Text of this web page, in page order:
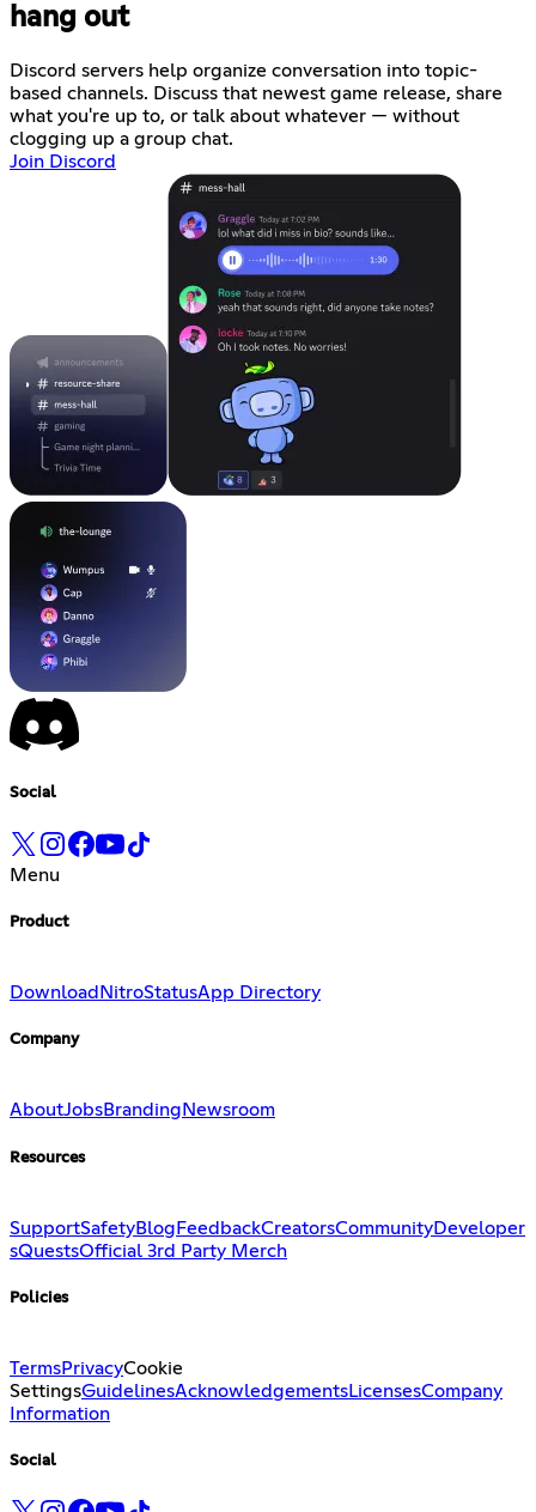
hang out
Discord servers help organize conversation into topic-
based channels. Discuss that newest game release, share
what you're up to, or talk about whatever — without
clogging up a group chat.
Join Discord
Social
Menu
Product
Download NitroStatusApp Directory
Company
AboutJobsBranding Newsroom
Resources
SupportSafetyBlog FeedbackCreatorsCommunityDeveloper
sQuestsOfficial 3rd Party Merch
Policies
TermsPrivacyCookie
SettingsGuidelinesAcknowledgementsLicensesCompany
Information
Social